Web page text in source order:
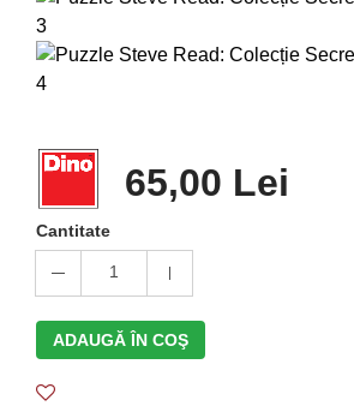
65,00 Lei
Cantitate
1
ADAUGĂ ÎN COŞ